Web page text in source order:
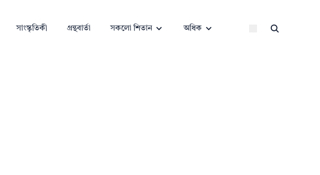
সাংস্কৃতিকী গ্ৰন্থবাৰ্তা সকলো শিতান অধিক